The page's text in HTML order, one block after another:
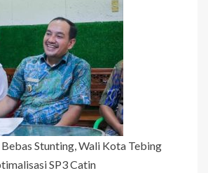
Stunting, Wali Kota Tebing
SP3 Catin